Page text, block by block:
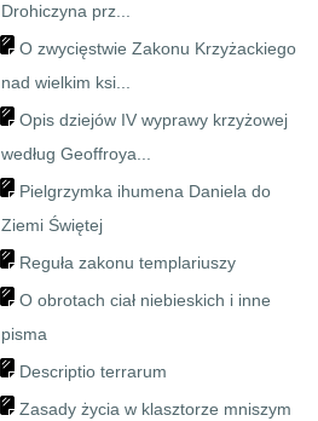
Drohiczyna prz...
O zwycięstwie Zakonu Krzyżackiego
nad wielkim ksi...
Opis dziejów IV wyprawy krzyżowej
według Geoffroya...
Pielgrzymka ihumena Daniela do
Ziemi Świętej
Reguła zakonu templariuszy
O obrotach ciał niebieskich i inne
pisma
Descriptio terrarum
Zasady życia w klasztorze mniszym